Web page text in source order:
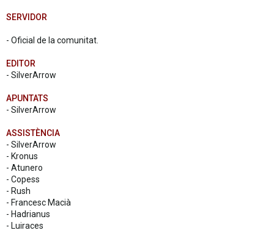
SERVIDOR
- Oficial de la comunitat.
EDITOR
- SilverArrow
APUNTATS
- SilverArrow
ASSISTÈNCIA
- SilverArrow
- Kronus
- Atunero
- Copess
- Rush
- Francesc Macià
- Hadrianus
- Luiraces